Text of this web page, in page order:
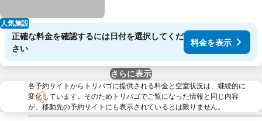
人気施設
正確な料金を確認するには日付を選択してくだ
さい
料金を表示
さらに表示
各予約サイトからトリバゴに提供される料金と空室状況は、継続的に
変化しています。そのためトリバゴでご覧になった情報と同じ内容
が、移動先の予約サイトにも表示されているとは限りません。